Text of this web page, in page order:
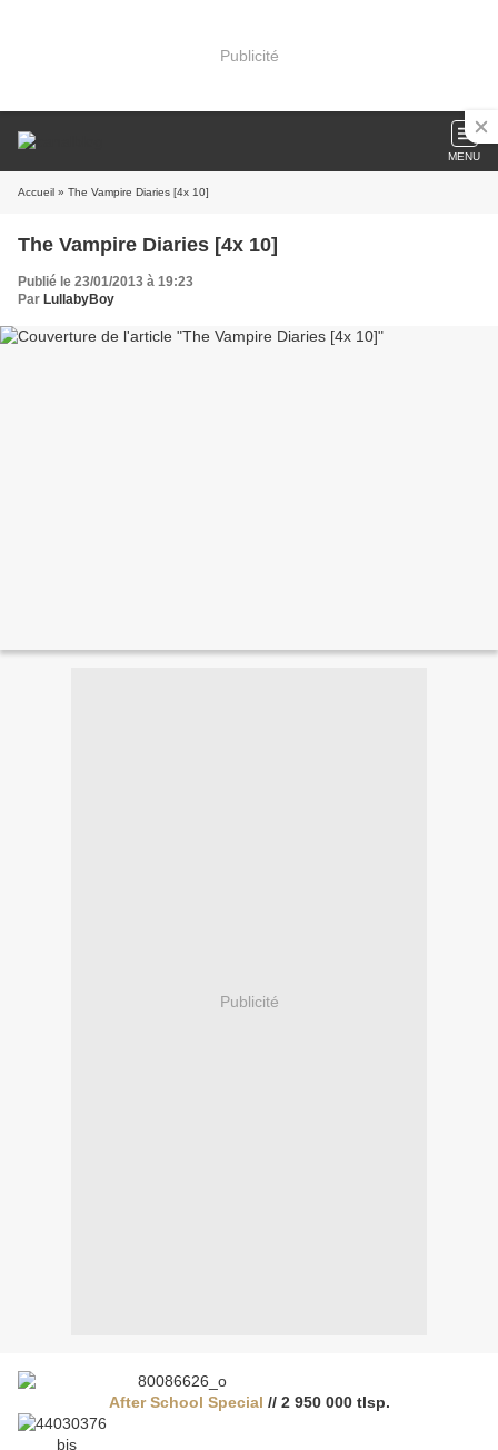
Publicité
MENU
Accueil » The Vampire Diaries [4x 10]
The Vampire Diaries [4x 10]
Publié le 23/01/2013 à 19:23
Par LullabyBoy
Publicité
After School Special // 2 950 000 tlsp.